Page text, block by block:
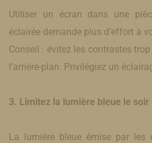
Utiliser un écran dans une
éclairée demande plus d’effort à
Conseil : évitez les contrastes
l’arrière-plan. Privilégiez un
3. Limitez la lumière bleue le soir
La lumière bleue émise par les